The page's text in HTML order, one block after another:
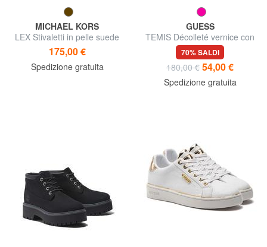
MICHAEL KORS
LEX Stivaletti in pelle suede
175,00 €
Spedizione gratuita
GUESS
TEMIS Décolleté vernice con
cinturino
70% SALDI
180,00 € 54,00 €
Spedizione gratuita